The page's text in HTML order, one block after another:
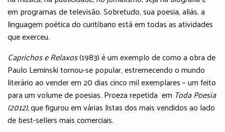
em programas de televisão. Sobretudo, sua poesia, aliás, a
linguagem poética do curitibano está em todas as atividades
que exerceu.
Caprichos e Relaxos(1983) é um exemplo de como a obra de
Paulo Leminski tornou-se popular, estremecendo o mundo
literário ao vender em 20 dias cinco mil exemplares – um feito
para um volume de poesias. Proeza repetida em Toda Poesia
(2012),que figurou em várias listas dos mais vendidos ao lado
de best-sellers mais comerciais.